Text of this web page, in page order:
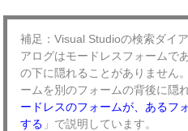
補足：Visual Studioの検索ダイ
アログはモードレスフォームで
の下に隠れることがありません
ームを別のフォームの背後に隠
ードレスのフォームが、あるフ
する 」で説明しています。